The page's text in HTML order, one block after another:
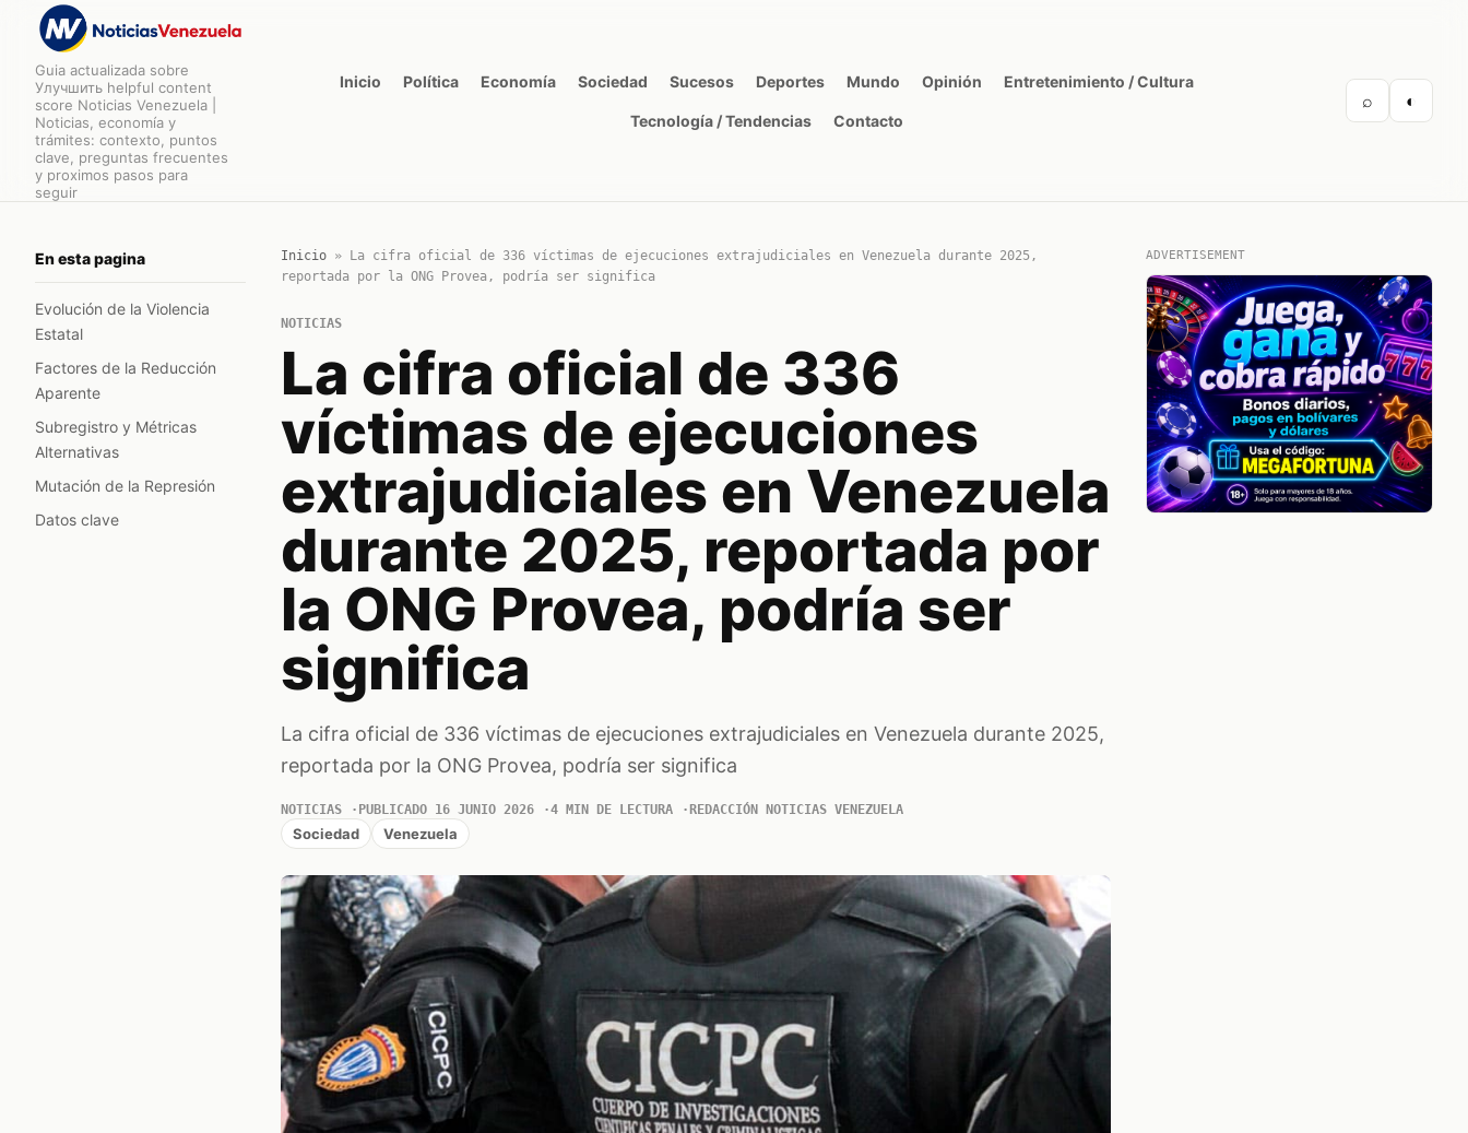
Guia actualizada sobre
Улучшить helpful content
score Noticias Venezuela |
Noticias, economía y
trámites: contexto, puntos
clave, preguntas frecuentes
y proximos pasos para
seguir
Inicio Política Economía Sociedad Sucesos Deportes Mundo Opinión Entretenimiento / Cultura
Tecnología / Tendencias Contacto
⌕ ◐
En esta pagina
Evolución de la Violencia
Estatal
Factores de la Reducción
Aparente
Subregistro y Métricas
Alternativas
Mutación de la Represión
Datos clave
Inicio»
La cifra oficial de 336 víctimas de ejecuciones extrajudiciales en Venezuela durante 2025,
reportada por la ONG Provea, podría ser significa
NOTICIAS
La cifra oficial de 336
víctimas de ejecuciones
extrajudiciales en Venezuela
durante 2025, reportada por
la ONG Provea, podría ser
significa
La cifra oficial de 336 víctimas de ejecuciones extrajudiciales en Venezuela durante 2025,
reportada por la ONG Provea, podría ser significa
NOTICIAS PUBLICADO 16 JUNIO 2026 4 MIN DE LECTURA REDACCIÓN NOTICIAS VENEZUELA
Sociedad Venezuela
ADVERTISEMENT